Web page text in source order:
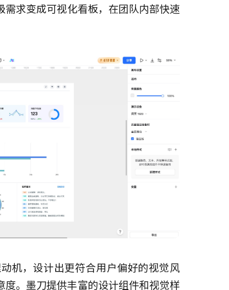
求变成可视化看板，在团队内部快速
机，设计出更符合用户偏好的视觉风
。墨刀提供丰富的设计组件和视觉样